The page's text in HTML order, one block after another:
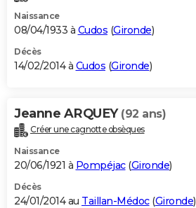
Naissance
08/04/1933 à Cudos (Gironde)
Décès
14/02/2014 à Cudos (Gironde)
Jeanne ARQUEY (92 ans)
Créer une cagnotte obsèques
Naissance
20/06/1921 à Pompéjac(Gironde)
Décès
24/01/2014 au Taillan-Médoc(Gironde)